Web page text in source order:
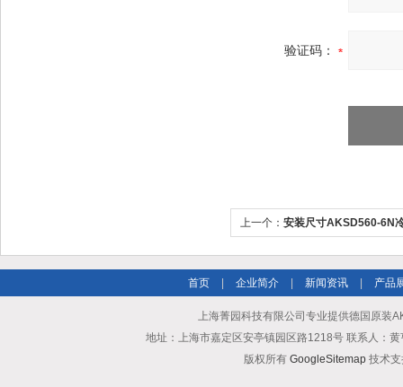
验证码：
上一个： 安装尺寸AKSD560-6N
首页 企业简介 新闻资讯 产品
上海菁园科技有限公司专业提供德国原装
地址：上海市嘉定区安亭镇园区路1218号 联系人：
版权所有 GoogleSitemap技术支